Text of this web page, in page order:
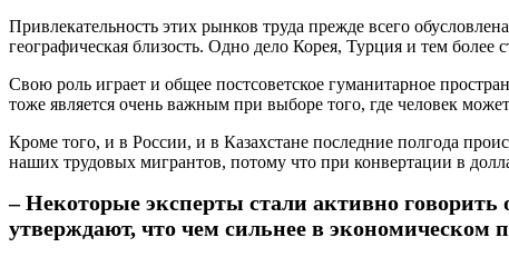
Привлекательность этих рынков труда прежде всего
географическая близость. Одно дело Корея, Турция и тем
Свою роль играет и общее постсоветское гуманитарное
тоже является очень важным при выборе того, где человек может
Кроме того, и в России, и в Казахстане последние полгода
наших трудовых мигрантов, потому что при конвертации в
– Некоторые эксперты стали активно говорить
утверждают, что чем сильнее в экономическом